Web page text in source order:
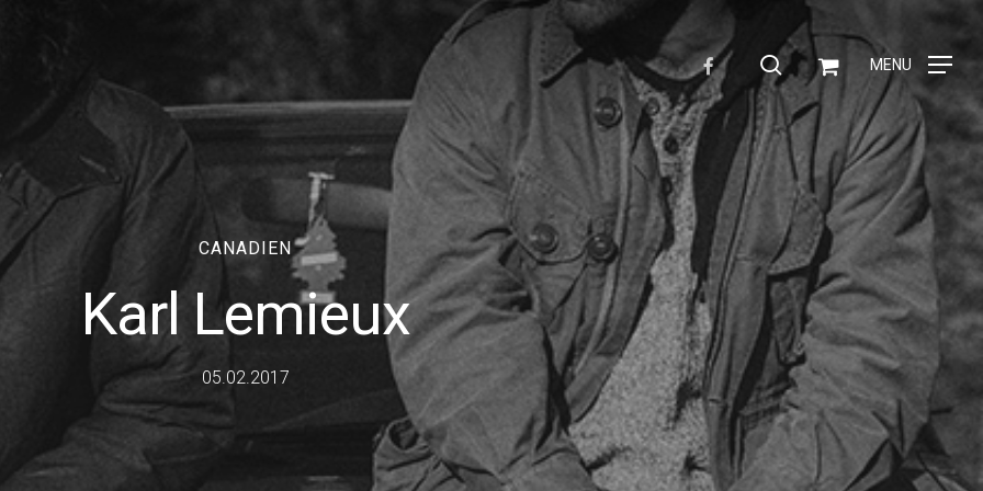
FACEBOOK search MENU
CANADIEN
Karl Lemieux
05.02.2017
Menu